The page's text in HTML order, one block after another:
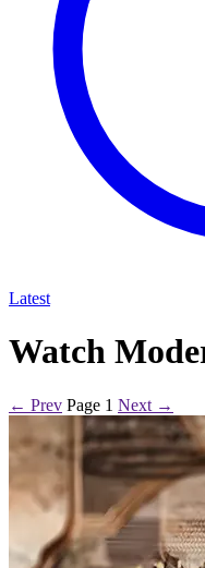
Latest
Watch
← Prev Page 1 Next →